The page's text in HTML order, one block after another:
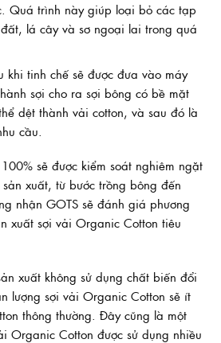
Quá trình này giúp loại bỏ các tạp
lá cây và sơ ngoại lai trong quá
khi tinh chế sẽ được đưa vào máy
sợi cho ra sợi bông có bề mặt
dệt thành vải cotton, và sau đó là
cầu.
sẽ được kiểm soát nghiêm ngặt
xuất, từ bước trồng bông đến
nhận GOTS sẽ đánh giá phương
xuất sợi vải Organic Cotton tiêu
xuất không sử dụng chất biến đổi
lượng sợi vải Organic Cotton sẽ ít
thông thường. Đây cũng là một
Organic Cotton được sử dụng nhiều